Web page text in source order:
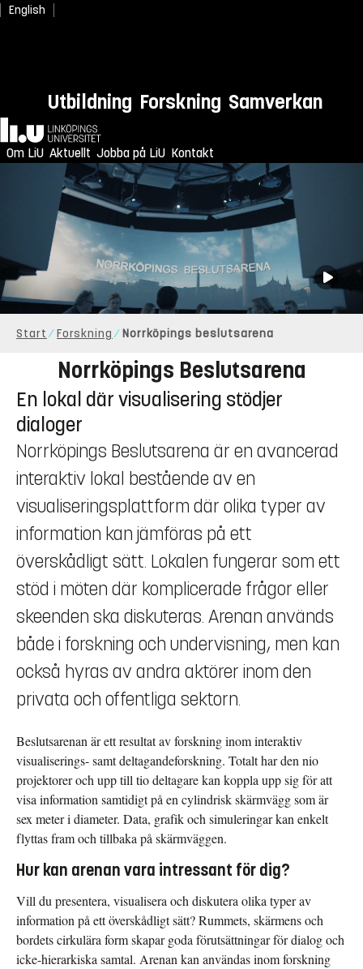
English
Utbildning Forskning Samverkan
Hem
Om LiU Aktuellt Jobba på LiU Kontakt
Spela
Start Forskning Norrköpings beslutsarena
Norrköpings Beslutsarena
En lokal där visualisering stödjer
dialoger
Norrköpings Beslutsarena är en avancerad
interaktiv lokal bestående av en
visualiseringsplattform där olika typer av
information kan jämföras på ett
överskådligt sätt. Lokalen fungerar som ett
stöd i möten där komplicerade frågor eller
skeenden ska diskuteras. Arenan används
både i forskning och undervisning, men kan
också hyras av andra aktörer inom den
privata och offentliga sektorn.
Beslutsarenan är ett resultat av forskning inom interaktiv
visualiserings- samt deltagandeforskning. Totalt har den nio
projektorer och upp till tio deltagare kan koppla upp sig för att
visa information samtidigt på en cylindrisk skärmvägg som är
sex meter i diameter. Data, grafik och simuleringar kan enkelt
flyttas fram och tillbaka på skärmväggen.
Hur kan arenan vara intressant för dig?
Vill du presentera, visualisera och diskutera olika typer av
information på ett överskådligt sätt? Rummets, skärmens och
bordets cirkulära form skapar goda förutsättningar för dialog och
icke-hierarkiska samtal. Arenan kan användas inom forskning